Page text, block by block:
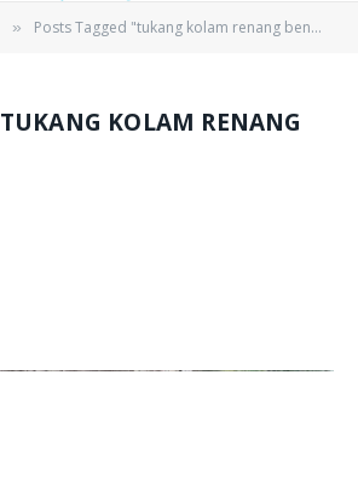
» Posts Tagged "tukang kolam renang bengkulu"
TUKANG KOLAM RENANG